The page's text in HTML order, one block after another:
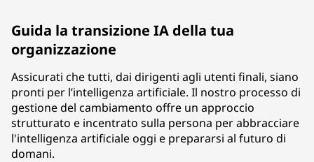
Guida la transizione IA della tua
organizzazione
Assicurati che tutti, dai dirigenti agli utenti finali, siano
pronti per l’intelligenza artificiale. Il nostro processo di
gestione del cambiamento offre un approccio
strutturato e incentrato sulla persona per abbracciare
l'intelligenza artificiale oggi e prepararsi al futuro di
domani.